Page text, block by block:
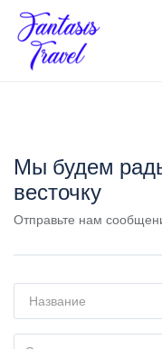
Мы будем
весточку
Отправьте нам